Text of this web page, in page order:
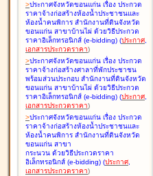
>ประกาศจังหวัดขอนแก่น เรื่อง ประกวด
ราคาจ้างก่อสร้างห้องน้ำประชาชนและ
ห้องน้ำคนพิการ สำนักงานที่ดินจังหวัด
ขอนแก่น สาขาบ้านไผ่ ด้วยวิธีประกวด
ราคาอิเล็กทรอนิกส์ (e-bidding) (ประกาศ,
เอกสารประกวดราคา)
>ประกาศจังหวัดขอนแก่น เรื่อง ประกวด
ราคาจ้างก่อสร้างศาลาที่พักประชาชน
พร้อมส่วนประกอบ สำนักงานที่ดินจังหวัด
ขอนแก่น สาขาบ้านไผ่ ด้วยวิธีประกวด
ราคาอิเล็กทรอนิกส์ (e-bidding) (ประกาศ,
เอกสารประกวดราคา)
>ประกาศจังหวัดขอนแก่น เรื่อง ประกวด
ราคาจ้างก่อสร้างห้องน้ำประชาชนและ
ห้องน้ำคนพิการ สำนักงานที่ดินจังหวัด
ขอนแก่น สาขา
กระนวน ด้วยวิธีประกวดราคา
อิเล็กทรอนิกส์ (e-bidding) (ประกาศ,
เอกสารประกวดราคา)